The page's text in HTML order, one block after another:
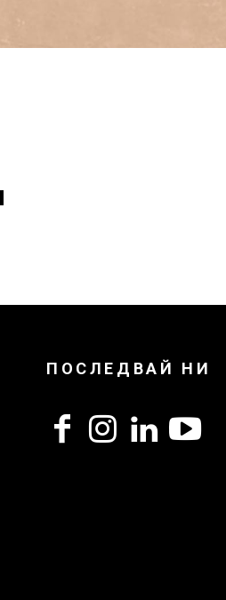
ПОСЛЕДВАЙ НИ